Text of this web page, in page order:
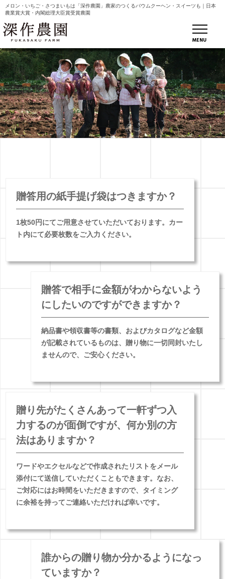
メロン・いちご・さつまいもは「深作農園」農家のつくるバウムクーヘン・スイーツも｜日本
農業賞大賞・内閣総理大臣賞受賞農園
MENU
贈答用の紙手提げ袋はつきますか？
1枚50円にてご用意させていただいております。カー
ト内にて必要枚数をご入力ください。
贈答で相手に金額がわからないよう
にしたいのですができますか？
納品書や領収書等の書類、およびカタログなど金額
が記載されているものは、贈り物に一切同封いたし
ませんので、ご安心ください。
贈り先がたくさんあって一軒ずつ入
力するのが面倒ですが、何か別の方
法はありますか？
ワードやエクセルなどで作成されたリストをメール
添付にて送信していただくこともできます。なお、
ご対応にはお時間をいただきますので、タイミング
に余裕を持ってご連絡いただければ幸いです。
誰からの贈り物か分かるようになっ
ていますか？